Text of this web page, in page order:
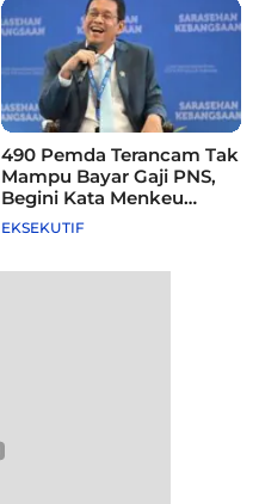
490 Pemda Terancam Tak
Mampu Bayar Gaji PNS,
Begini Kata Menkeu
Purbaya
EKSEKUTIF